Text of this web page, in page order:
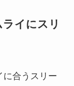
イにスリ
に合うスリー